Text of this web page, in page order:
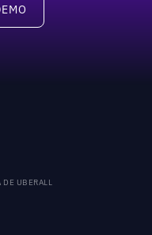
DE UBERALL